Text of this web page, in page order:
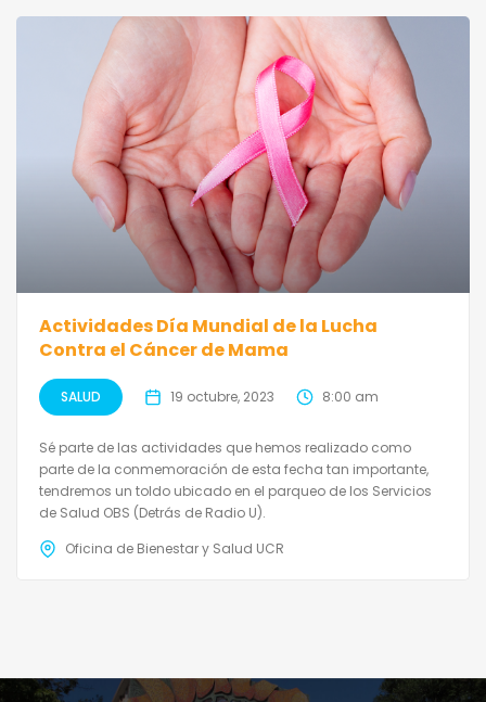
Actividades Día Mundial de la Lucha
Contra el Cáncer de Mama
SALUD 19 octubre, 2023 8:00 am
Sé parte de las actividades que hemos realizado como
parte de la conmemoración de esta fecha tan importante,
tendremos un toldo ubicado en el parqueo de los Servicios
de Salud OBS (Detrás de Radio U).
Oficina de Bienestar y Salud UCR